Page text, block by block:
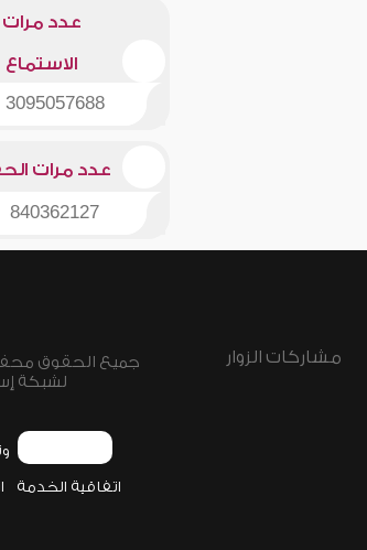
عدد مرات
الاستماع
3095057688
عدد مرات
840362127
مشاركات الزوار
لشبكة
اتفاقية الخدمة